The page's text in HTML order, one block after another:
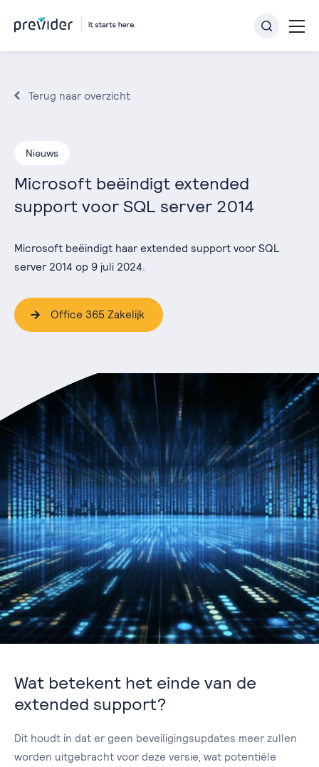
Terug naar overzicht
Nieuws
Microsoft beëindigt extended
support voor SQL server 2014
Microsoft beëindigt haar extended support voor SQL
server 2014 op 9 juli 2024.
Office 365 Zakelijk
Wat betekent het einde van de
extended support?
Dit houdt in dat er geen beveiligingsupdates meer zullen
worden uitgebracht voor deze versie, wat potentiële